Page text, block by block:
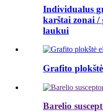
Individualus
karštai zonai
laukui
Grafito
Barelio